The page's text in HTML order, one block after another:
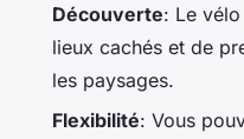
Découverte: Le
lieux cachés et de
les paysages.
Flexibilité: Vous